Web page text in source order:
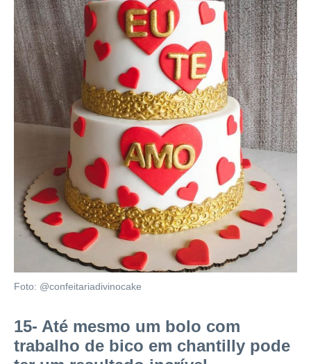
Foto: @confeitariadivinocake
15- Até mesmo um bolo com
trabalho de bico em chantilly pode